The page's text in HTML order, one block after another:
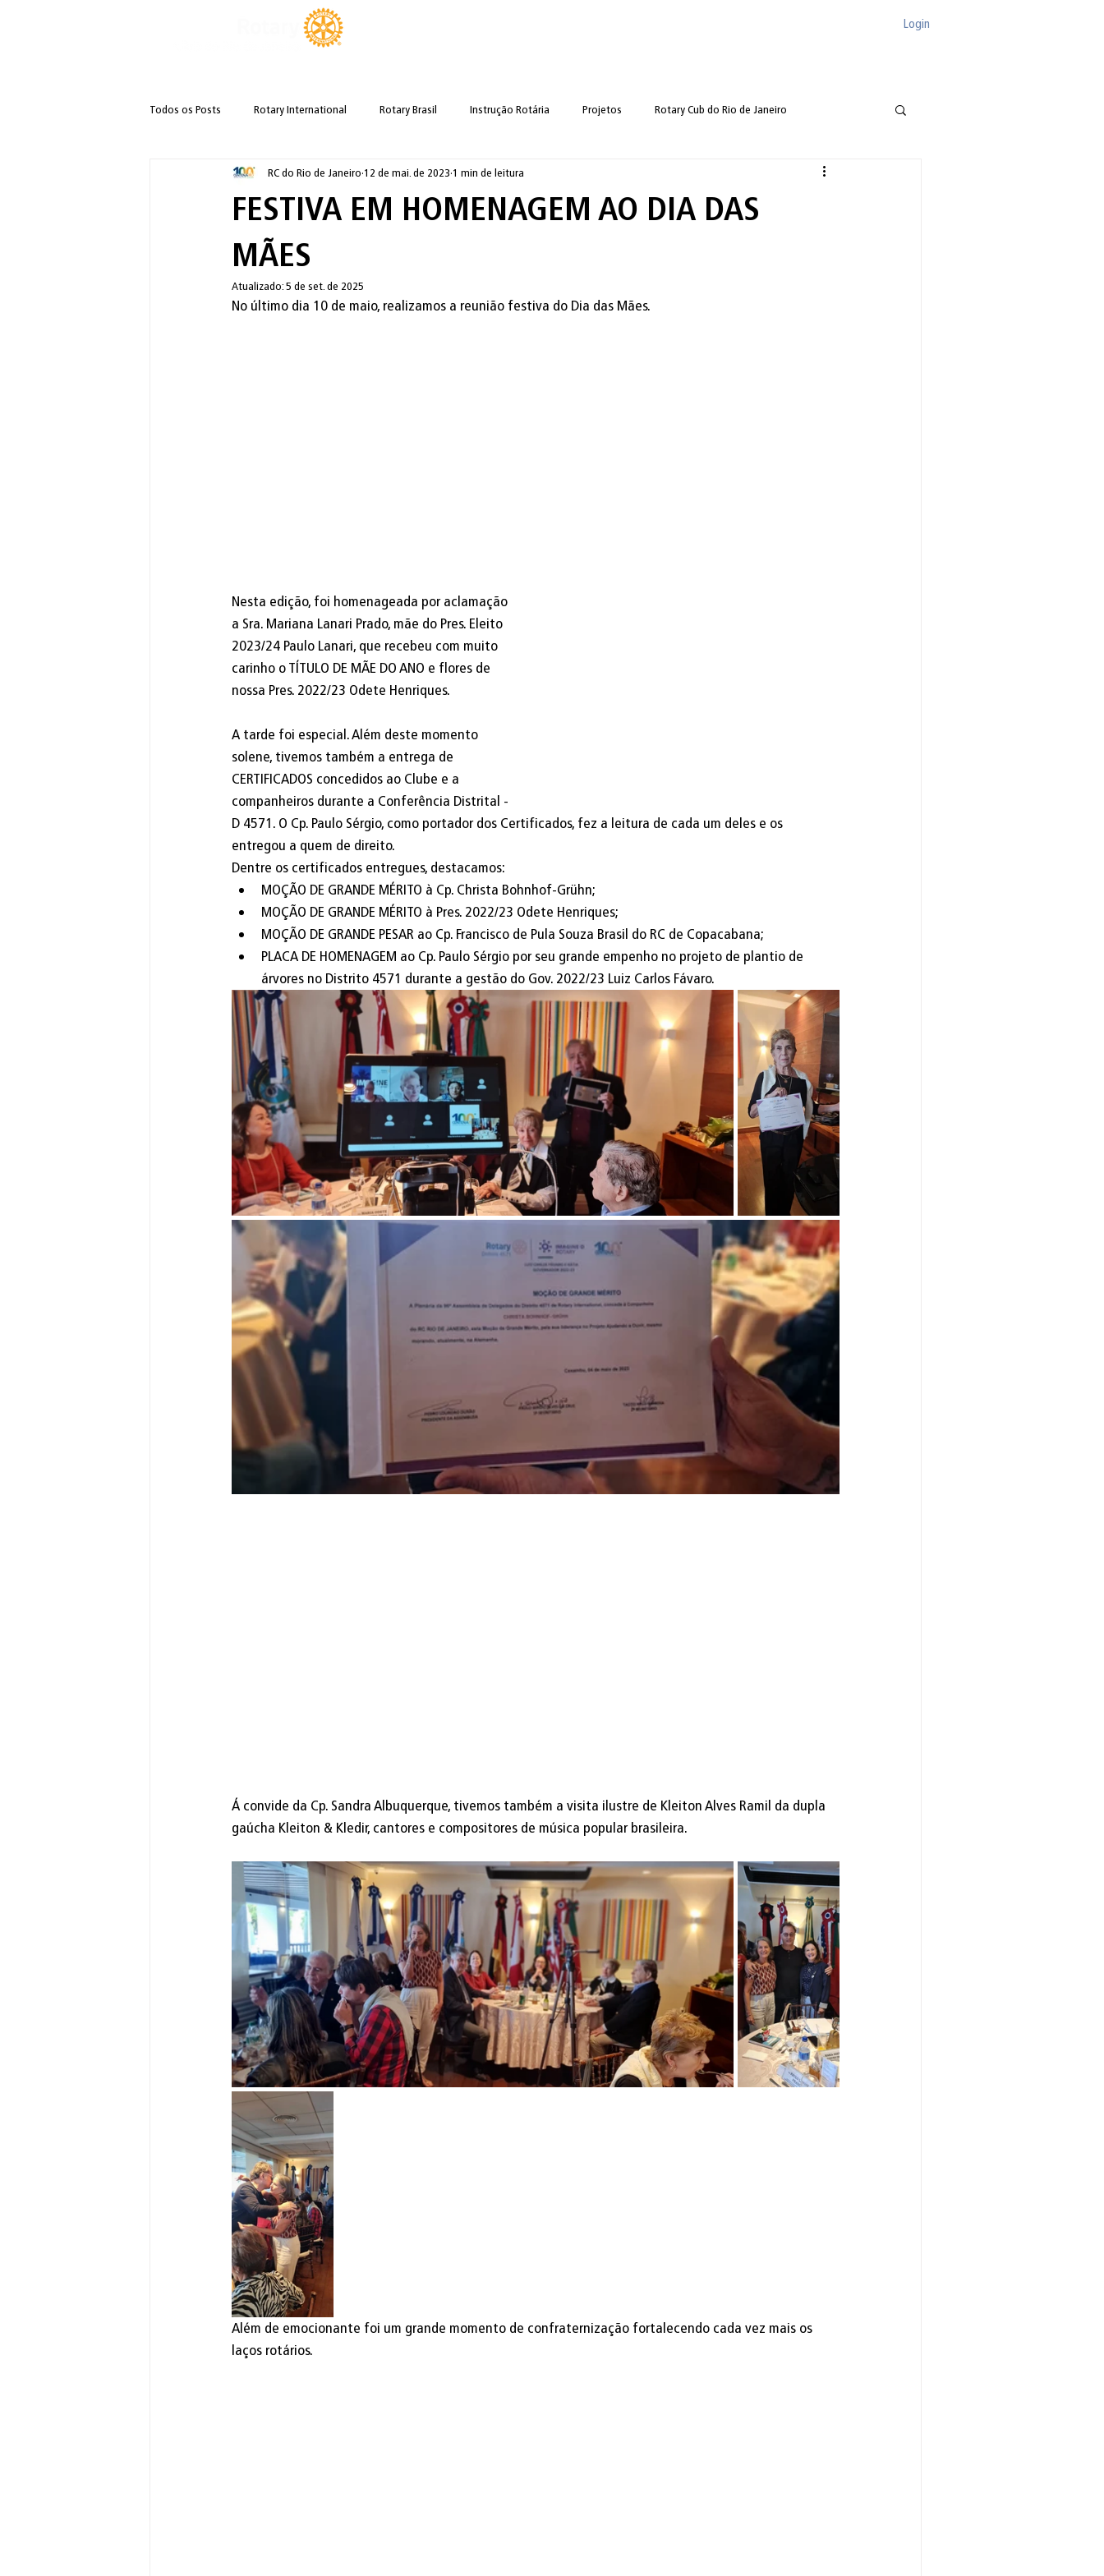
Login
Todos os Posts Rotary International Rotary Brasil Instrução Rotária Projetos Rotary Cub do Rio de Janeiro
Centenário do Rotary no Brasil Utilidade Pública Nova categoria
FESTIVA EM HOMENAGEM AO DIA DAS
MÃES
RC do Rio de Janeiro 12 de mai. de 2023 1 min de leitura
Atualizado:5 de set. de 2025
No último dia 10 de maio, realizamos a reunião festiva do Dia das Mães.
Nesta edição, foi homenageada por aclamação
a Sra. Mariana Lanari Prado, mãe do Pres. Eleito
2023/24 Paulo Lanari, que recebeu com muito
carinho o TÍTULO DE MÃE DO ANO e flores de
nossa Pres. 2022/23 Odete Henriques.
A tarde foi especial. Além deste momento
solene, tivemos também a entrega de
CERTIFICADOS concedidos ao Clube e a
companheiros durante a Conferência Distrital -
D 4571. O Cp. Paulo Sérgio, como portador dos Certificados, fez a leitura de cada um deles e os
entregou a quem de direito.
Dentre os certificados entregues, destacamos:
MOÇÃO DE GRANDE MÉRITO à Cp. Christa Bohnhof-Grühn;
MOÇÃO DE GRANDE MÉRITO à Pres. 2022/23 Odete Henriques;
MOÇÃO DE GRANDE PESAR ao Cp. Francisco de Pula Souza Brasil do RC de Copacabana;
PLACA DE HOMENAGEM ao Cp. Paulo Sérgio por seu grande empenho no projeto de plantio de
árvores no Distrito 4571 durante a gestão do Gov. 2022/23 Luiz Carlos Fávaro.
Á convide da Cp. Sandra Albuquerque, tivemos também a visita ilustre de Kleiton Alves Ramil da dupla
gaúcha Kleiton & Kledir, cantores e compositores de música popular brasileira.
Além de emocionante foi um grande momento de confraternização fortalecendo cada vez mais os
laços rotários.